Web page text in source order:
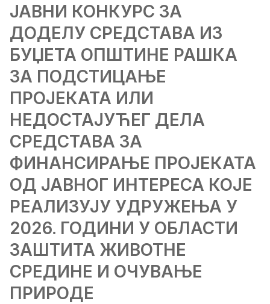
ЈАВНИ КОНКУРС ЗА
ДОДЕЛУ СРЕДСТАВА ИЗ
БУЏЕТА ОПШТИНЕ РАШКА
ЗА ПОДСТИЦАЊЕ
ПРОЈЕКАТА ИЛИ
НЕДОСТАЈУЋЕГ ДЕЛА
СРЕДСТАВА ЗА
ФИНАНСИРАЊЕ ПРОЈЕКАТА
ОД ЈАВНОГ ИНТЕРЕСА КОЈЕ
РЕАЛИЗУЈУ УДРУЖЕЊА У
2026. ГОДИНИ У ОБЛАСТИ
ЗАШТИТА ЖИВОТНЕ
СРЕДИНЕ И ОЧУВАЊЕ
ПРИРОДЕ